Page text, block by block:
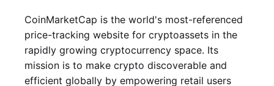
CoinMarketCap is the world's most-referenced
price-tracking website for cryptoassets in the
rapidly growing cryptocurrency space. Its
mission is to make crypto discoverable and
efficient globally by empowering retail users